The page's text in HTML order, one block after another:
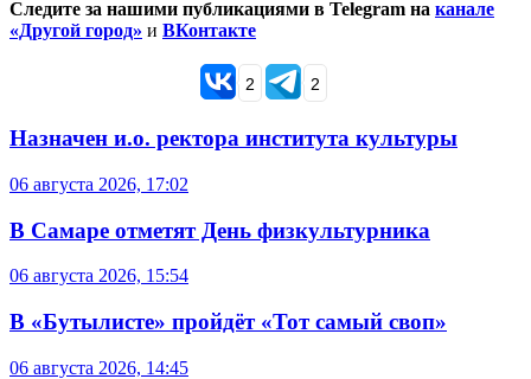
Следите за нашими публикациями в Telegram на канале
«Другой город» и ВКонтакте
2 2
Назначен и.о. ректора института культуры
06 августа 2026, 17:02
В Самаре отметят День физкультурника
06 августа 2026, 15:54
В «Бутылисте» пройдёт «Тот самый своп»
06 августа 2026, 14:45